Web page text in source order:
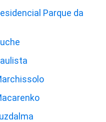
Parque da